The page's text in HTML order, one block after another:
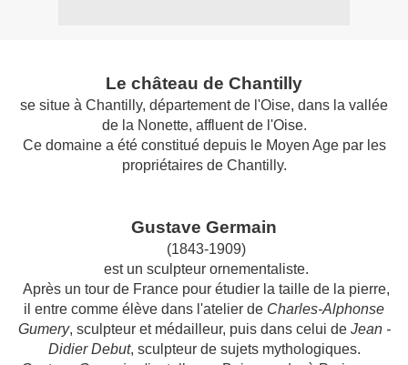
Le château de Chantilly
se situe à Chantilly, département de l'Oise, dans la vallée
de la Nonette, affluent de l'Oise.
Ce domaine a été constitué depuis le Moyen Age par les
propriétaires de Chantilly.
Gustave Germain
(1843-1909)
est un sculpteur ornementaliste.
Après un tour de France pour étudier la taille de la pierre,
il entre comme élève dans l'atelier de Charles-Alphonse
Gumery, sculpteur et médailleur, puis dans celui de Jean -
Didier Debut, sculpteur de sujets mythologiques.